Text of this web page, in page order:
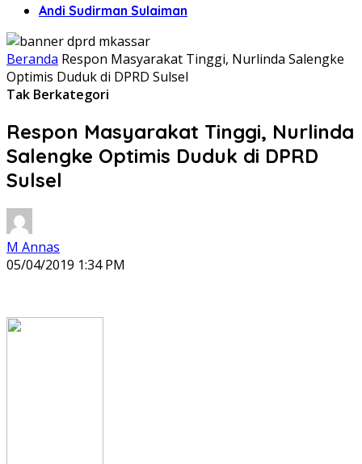
Andi Sudirman Sulaiman
Beranda Respon Masyarakat Tinggi, Nurlinda Salengke
Optimis Duduk di DPRD Sulsel
Tak Berkategori
Respon Masyarakat Tinggi, Nurlinda
Salengke Optimis Duduk di DPRD
Sulsel
M Annas
05/04/2019 1:34 PM